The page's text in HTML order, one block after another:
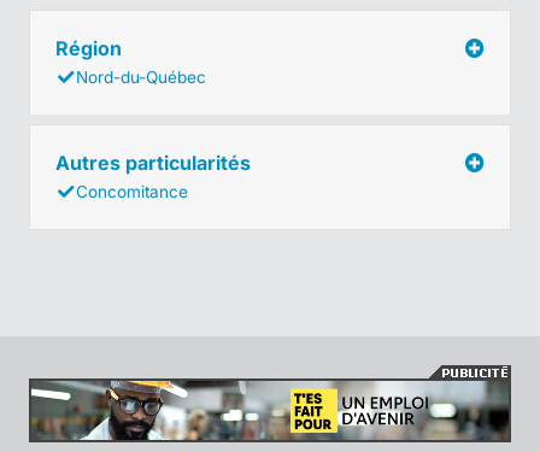
Région
Nord-du-Québec
Autres particularités
Concomitance